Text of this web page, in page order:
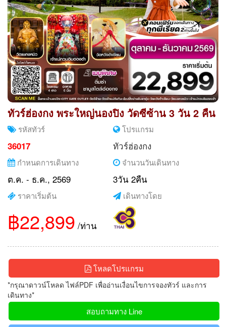
ทัวร์ฮ่องกง พระใหญ่นองปิง วัดซีซ้าน 3 วัน 2 คืน
รหัสทัวร์
36017
โปรแกรม
ทัวร์ฮ่องกง
กำหนดการเดินทาง
ต.ค. - ธ.ค., 2569
จำนวนวันเดินทาง
3วัน 2คืน
ราคาเริ่มต้น
฿22,899 /ท่าน
เดินทางโดย
โหลดโปรแกรม
*กรุณาดาวน์โหลด ไฟล์PDF เพื่ออ่านเงื่อนไขการจองทัวร์ และการ
เดินทาง*
สอบถามทาง Line